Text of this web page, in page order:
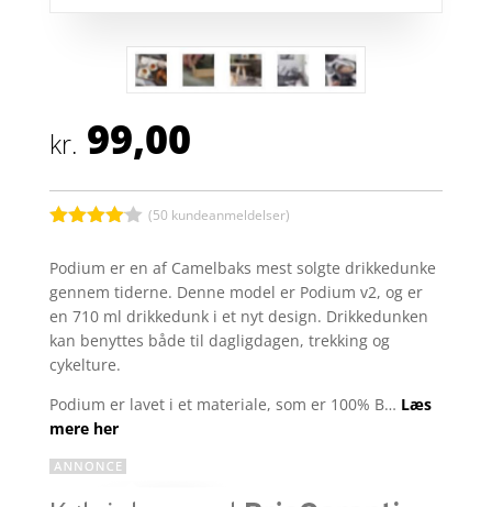
kr. 99,00
ud af 5
baseret
på
kundebed
ømmelse
r
(50 kundeanmeldelser)
Podium er en af Camelbaks mest solgte drikkedunke
gennem tiderne. Denne model er Podium v2, og er
en 710 ml drikkedunk i et nyt design. Drikkedunken
kan benyttes både til dagligdagen, trekking og
cykelture.
Podium er lavet i et materiale, som er 100% B… Læs
mere her